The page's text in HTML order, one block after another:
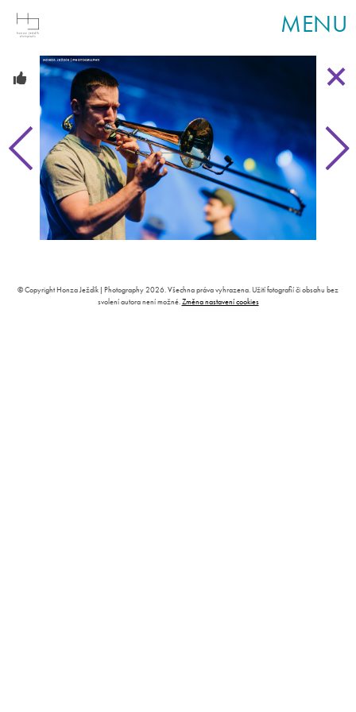
MENU
© Copyright Honza Ježdík | Photography 2026. Všechna práva vyhrazena. Užití fotografií či obsahu bez
svolení autora není možné.Změna nastavení cookies